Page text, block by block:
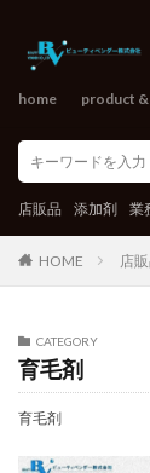
home product
店販品 添加剤 業
HOME 店
CATEGORY
育毛剤
育毛剤